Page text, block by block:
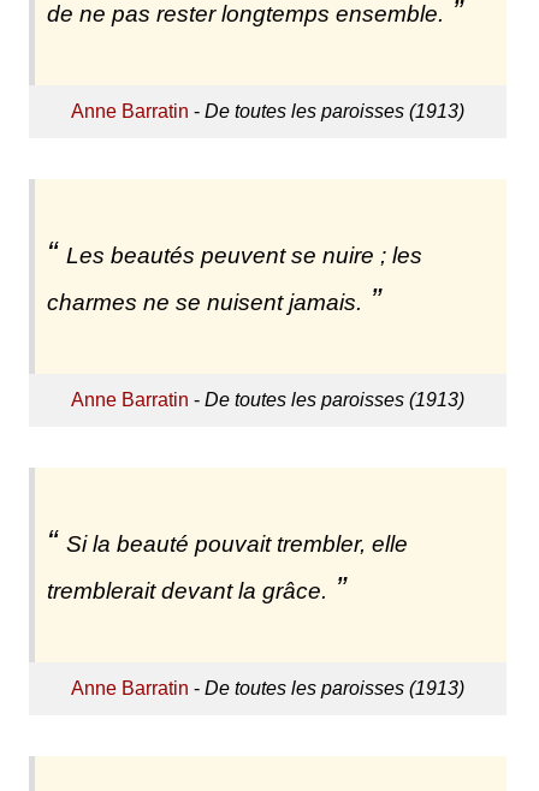
de ne pas rester longtemps ensemble.
Anne Barratin - De toutes les paroisses (1913)
Les beautés peuvent se nuire ; les
charmes ne se nuisent jamais.
Anne Barratin - De toutes les paroisses (1913)
Si la beauté pouvait trembler, elle
tremblerait devant la grâce.
Anne Barratin - De toutes les paroisses (1913)